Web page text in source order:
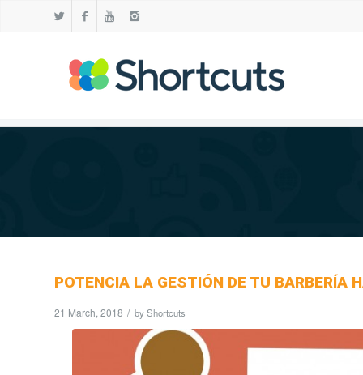
POTENCIA LA GESTIÓN DE TU BARBERÍA
21 March, 2018 / byShortcuts